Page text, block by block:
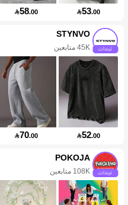
53.00
58.00
STYNVO
45K متابعين
20+ جديد
52.00
70.00
POKOJA
108K متابعين